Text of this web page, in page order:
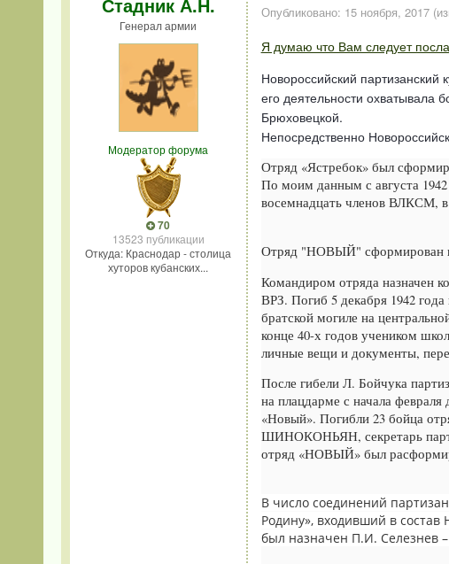
Стадник А.Н.
Генерал армии
Модератор форума
70
13523 публикации
Откуда: Краснодар - столица
хуторов кубанских...
Опубликовано: 15 ноября, 2017
Я думаю что Вам следует
Новороссийский
его деятельности охватывала
Брюховецкой.
Непосредственно
Отряд «Ястребок» был
По моим данным с августа
восемнадцать членов ВЛКСМ, в
Отряд "НОВЫЙ" сформирован
Командиром отряда назначен
ВРЗ. Погиб 5 декабря 1942
братской могиле на
конце 40-х годов учеником
личные вещи и документы,
После гибели Л. Бойчука
на плацдарме с начала
«Новый». Погибли 23 бойца
ШИНОКОНЬЯН, секретарь
отряд «НОВЫЙ» был
В число cоединений
Родину», входивший в состав
был назначен П.И. Селезнев